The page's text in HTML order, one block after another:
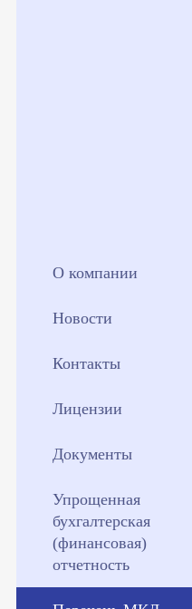
О компании
Новости
Контакты
Лицензии
Документы
Упрощенная
бухгалтерская
(финансовая)
отчетность